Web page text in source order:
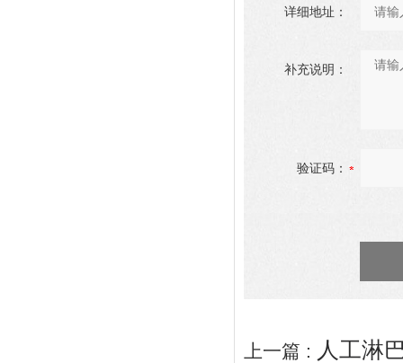
详细地址：
补充说明：
验证码：
上一篇 : 人工淋